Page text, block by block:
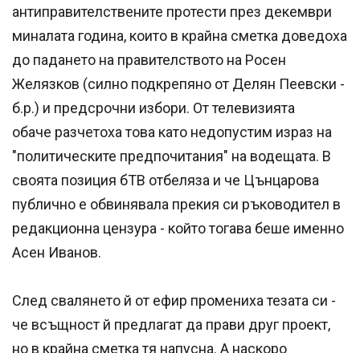
антиправителствените протести през декември
миналата година, които в крайна сметка доведоха
до падането на правителството на Росен
Желязков (силно подкрепяно от Делян Пеевски -
б.р.) и предсрочни избори. От телевизията
обаче разчетоха това като недопустим израз на
"политическите предпочитания" на водещата. В
своята позиция бТВ отбеляза и че Цънцарова
публично е обвинявала прекия си ръководител в
редакционна цензура - който тогава беше именно
Асен Иванов.
След свалянето й от ефир промениха тезата си -
че всъщност й предлагат да прави друг проект,
но в крайна сметка тя напусна. А наскоро